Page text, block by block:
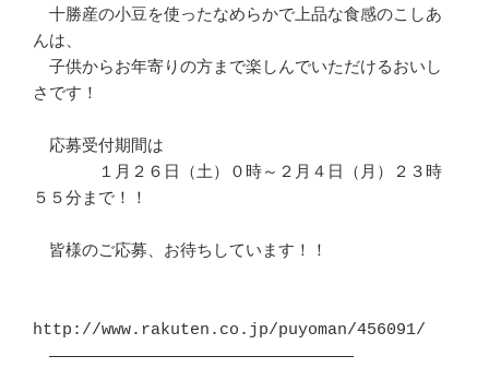
十勝産の小豆を使ったなめらかで上品な食感のこしあ
んは、
子供からお年寄りの方まで楽しんでいただけるおいし
さです！
応募受付期間は
１月２６日（土）０時～２月４日（月）２３時
５５分まで！！
皆様のご応募、お待ちしています！！
http://www.rakuten.co.jp/puyoman/456091/
―――――――――――――――――――――――――――――――